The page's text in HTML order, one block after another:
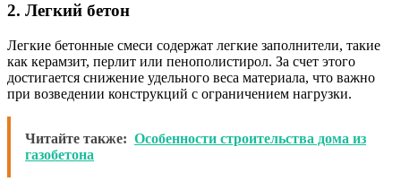
2. Легкий бетон
Легкие бетонные смеси содержат легкие заполнители, такие
как керамзит, перлит или пенополистирол. За счет этого
достигается снижение удельного веса материала, что важно
при возведении конструкций с ограничением нагрузки.
Читайте также: Особенности строительства дома из
газобетона